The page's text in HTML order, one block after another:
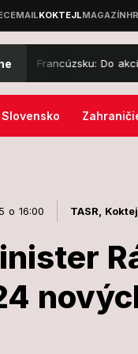
Do akcie musela
Slovensko
o 16:00 TASR,